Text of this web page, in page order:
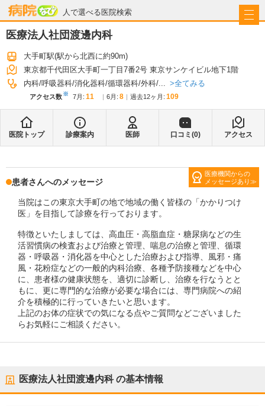
人で選べる医院検索
病院なび
医療法人社団渡邊内科
大手町駅(駅から北西に約90m)
東京都千代田区大手町一丁目7番2号 東京サンケイビル地下1階
内科 呼吸器科 消化器科 循環器科 外科 ... 全てみる
アクセス数※ 7月 : 11 6月 : 8 過去12ヶ月: 109
医院トップ 診療案内 医師 口コミ(0) アクセス
医療機関からの
メッセージあり
患者さんへのメッセージ
当院はこの東京大手町の地で地域の働く皆様の「かかりつけ
医」を目指して診療を行っております。
特徴といたしましては、高血圧・高脂血症・糖尿病などの生
活習慣病の検査および治療と管理、喘息の治療と管理、循環
器・呼吸器・消化器を中心とした治療および指導、風邪・痛
風・花粉症などの一般的内科治療、各種予防接種などを中心
に、患者様の健康状態を、適切に診断し、治療を行なうとと
もに、更に専門的な治療が必要な場合には、専門病院への紹
介を積極的に行っていきたいと思います。
上記のお体の症状での気になる点やご質問などございました
らお気軽にご相談ください。
医療法人社団渡邊内科の基本情報